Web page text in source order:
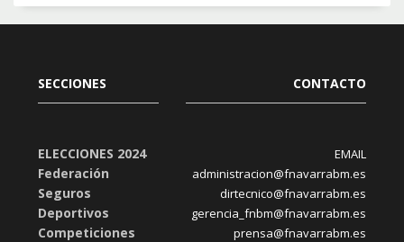
SECCIONES
ELECCIONES 2024
Federación
Seguros
Deportivos
Competiciones
CONTACTO
EMAIL
administracion@fnavarrabm.es
dirtecnico@fnavarrabm.es
gerencia_fnbm@fnavarrabm.es
prensa@fnavarrabm.es